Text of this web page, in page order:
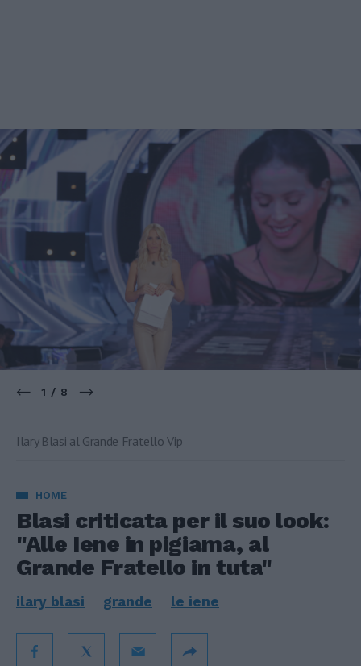
Ilary Blasi al Grande Fratello Vip
1 / 8
HOME
Blasi criticata per il suo look:
"Alle Iene in pigiama, al
Grande Fratello in tuta"
ilary blasi grande le iene